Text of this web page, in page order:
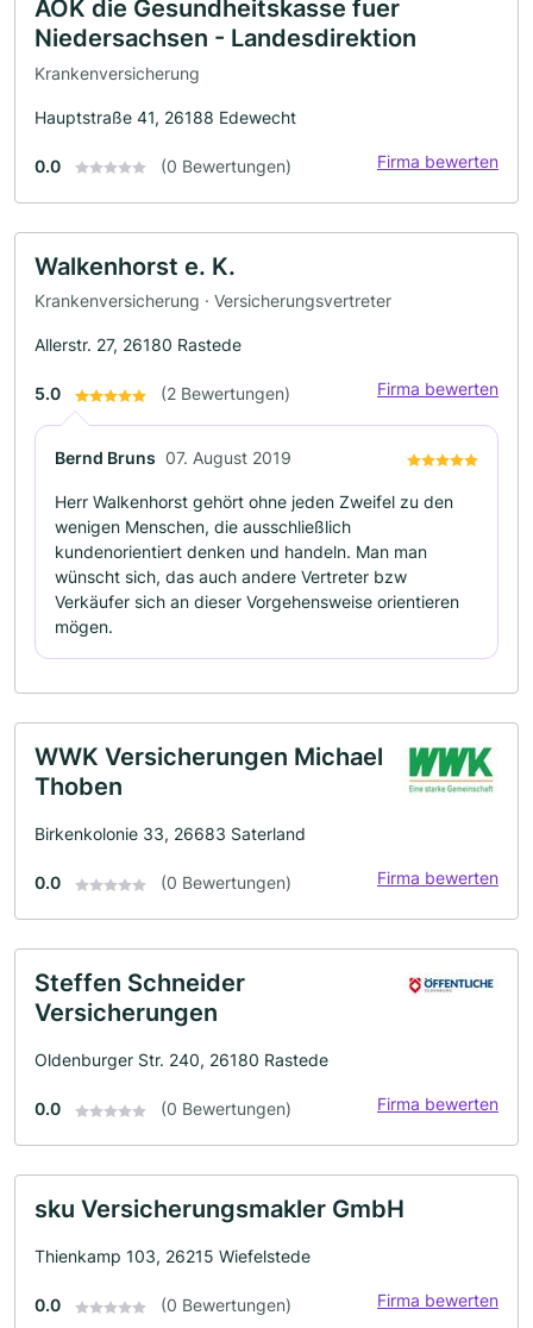
AOK die Gesundheitskasse fuer
Niedersachsen - Landesdirektion
Krankenversicherung
Hauptstraße 41, 26188 Edewecht
0.0 (0 Bewertungen) Firma bewerten
Walkenhorst e. K.
Krankenversicherung · Versicherungsvertreter
Allerstr. 27, 26180 Rastede
5.0 (2 Bewertungen) Firma bewerten
Bernd Bruns 07. August 2019
Herr Walkenhorst gehört ohne jeden Zweifel zu den
wenigen Menschen, die ausschließlich
kundenorientiert denken und handeln. Man man
wünscht sich, das auch andere Vertreter bzw
Verkäufer sich an dieser Vorgehensweise orientieren
mögen.
WWK Versicherungen Michael
Thoben
Birkenkolonie 33, 26683 Saterland
0.0 (0 Bewertungen) Firma bewerten
Steffen Schneider
Versicherungen
Oldenburger Str. 240, 26180 Rastede
0.0 (0 Bewertungen) Firma bewerten
sku Versicherungsmakler GmbH
Thienkamp 103, 26215 Wiefelstede
0.0 (0 Bewertungen) Firma bewerten